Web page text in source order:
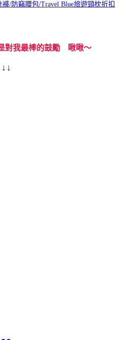
/防竊腰包/Travel Blue旅遊頸枕折扣
對我最棒的鼓勵 啾啾～